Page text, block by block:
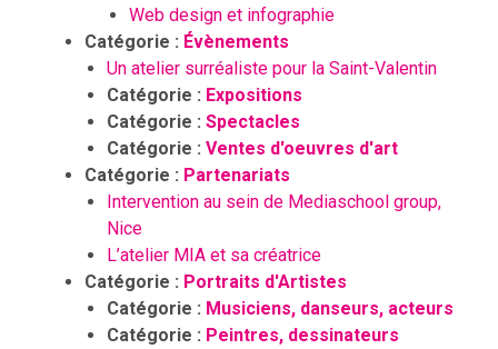
Web design et infographie
Catégorie : Évènements
Un atelier surréaliste pour la Saint-Valentin
Catégorie : Expositions
Catégorie : Spectacles
Catégorie : Ventes d'oeuvres d'art
Catégorie : Partenariats
Intervention au sein de Mediaschool group,
Nice
L’atelier MIA et sa créatrice
Catégorie : Portraits d'Artistes
Catégorie : Musiciens, danseurs, acteurs
Catégorie : Peintres, dessinateurs